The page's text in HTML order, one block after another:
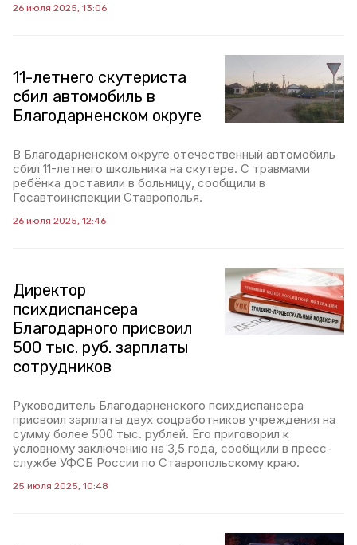
26 июля 2025, 13:06
11-летнего скутериста
сбил автомобиль в
Благодарненском округе
В Благодарненском округе отечественный автомобиль
сбил 11-летнего школьника на скутере. С травмами
ребёнка доставили в больницу, сообщили в
Госавтоинспекции Ставрополья.
26 июля 2025, 12:46
Директор
психдиспансера
Благодарного присвоил
500 тыс. руб. зарплаты
сотрудников
Руководитель Благодарненского психдиспансера
присвоил зарплаты двух соцработников учреждения на
сумму более 500 тыс. рублей. Его приговорил к
условному заключению на 3,5 года, сообщили в пресс-
службе УФСБ России по Ставропольскому краю.
25 июля 2025, 10:48